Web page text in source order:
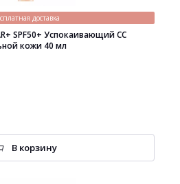
доставка
SPF50+ Успокаивающий СС
кожи 40 мл
В корзину